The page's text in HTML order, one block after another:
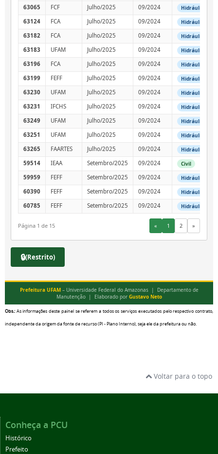
63065 FCF Julho/2025 09/2024 Hidráulica
63124 FCA Julho/2025 09/2024 Hidráulica
63182 FCA Julho/2025 09/2024 Hidráulica
63183 UFAM Julho/2025 09/2024 Hidráulica
63196 FCA Julho/2025 09/2024 Hidráulica
63199 FEFF Julho/2025 09/2024 Hidráulica
63230 UFAM Julho/2025 09/2024 Hidráulica
63231 IFCHS Julho/2025 09/2024 Hidráulica
63249 UFAM Julho/2025 09/2024 Hidráulica
63251 UFAM Julho/2025 09/2024 Hidráulica
63265 FAARTES Julho/2025 09/2024 Hidráulica
59514 IEAA Setembro/2025 09/2024 Civil
59959 FEFF Setembro/2025 09/2024 Hidráulica
60390 FEFF Setembro/2025 09/2024 Hidráulica
60785 FEFF Setembro/2025 09/2024 Hidráulica
Página 1 de 15 « 1 2 »
🔒(Restrito)
Prefeitura UFAM– Universidade Federal do Amazonas | Departamento de
Manutenção | Elaborado por Gustavo Neto
Obs.: As informações deste painel se referem a todos os serviços executados pelo respectivo contrato,
independente da origem da fonte de recurso (PI - Plano Interno), seja ele da prefeitura ou não.
Voltar para o topo
Conheça a PCU
Histórico
Prefeito